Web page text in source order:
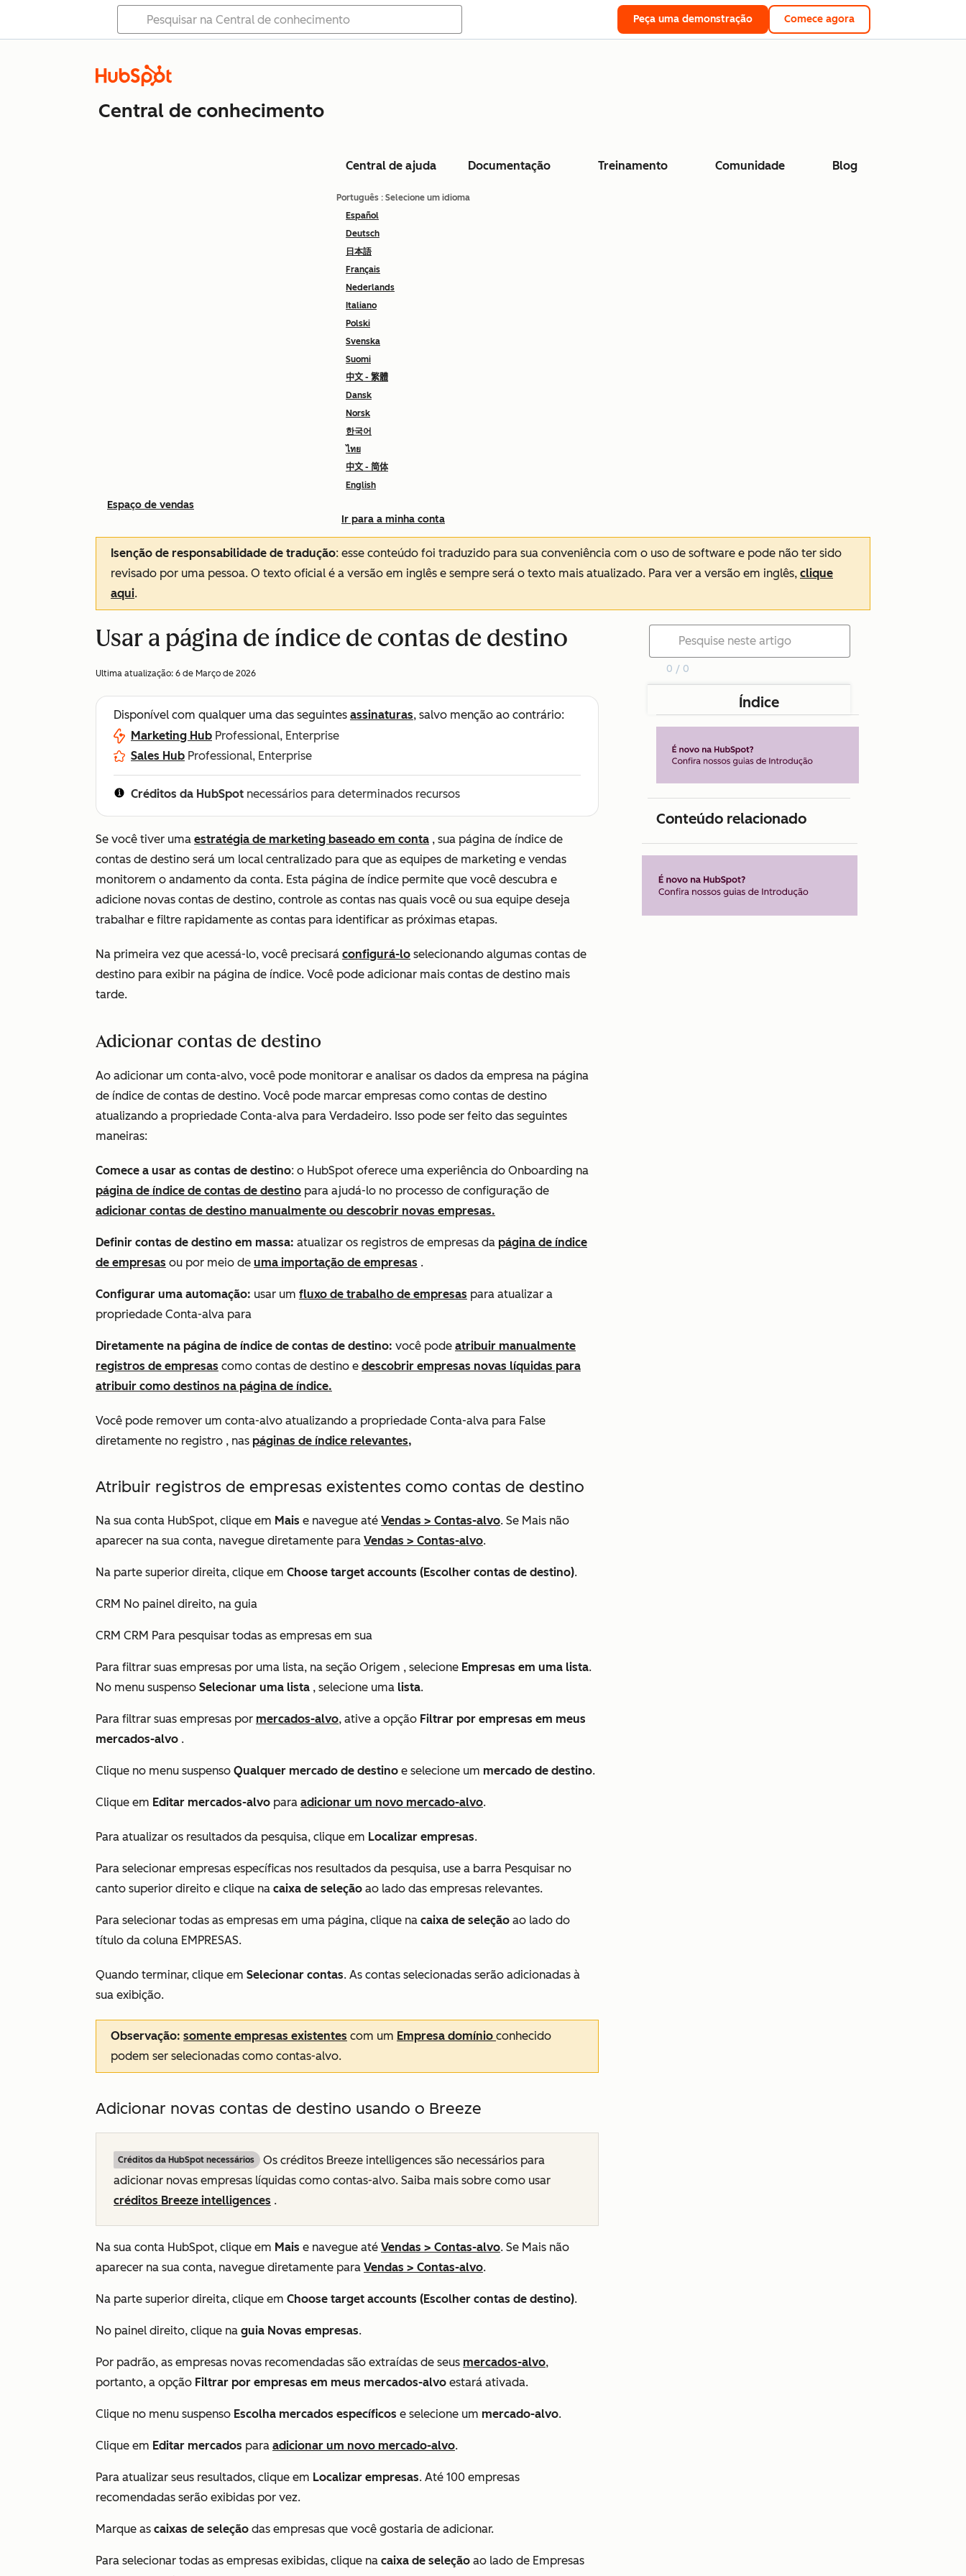
Peça uma demonstração Comece agora
Central de conhecimento
Central de ajuda Documentação Treinamento Comunidade Blog
Português : Selecione um idioma
Español
Deutsch
日本語
Français
Nederlands
Italiano
Polski
Svenska
Suomi
中文 - 繁體
Dansk
Norsk
한국어
ไทย
中文 - 简体
English
Ir para a minha conta
Espaço de vendas
Isenção de responsabilidade de tradução: esse conteúdo foi traduzido para sua conveniência com o uso de software e pode não ter sido
revisado por uma pessoa. O texto oficial é a versão em inglês e sempre será o texto mais atualizado. Para ver a versão em inglês, clique
aqui.
Usar a página de índice de contas de destino
Ultima atualização: 6 de Março de 2026
Disponível com qualquer uma das seguintes assinaturas, salvo menção ao contrário:
Marketing Hub Professional, Enterprise
Sales Hub Professional, Enterprise
Créditos da HubSpot necessários para determinados recursos
Se você tiver uma estratégia de marketing baseado em conta , sua página de índice de
contas de destino será um local centralizado para que as equipes de marketing e vendas
monitorem o andamento da conta. Esta página de índice permite que você descubra e
adicione novas contas de destino, controle as contas nas quais você ou sua equipe deseja
trabalhar e filtre rapidamente as contas para identificar as próximas etapas.
Na primeira vez que acessá-lo, você precisará configurá-lo selecionando algumas contas de
destino para exibir na página de índice. Você pode adicionar mais contas de destino mais
tarde.
Adicionar contas de destino
Ao adicionar um conta-alvo, você pode monitorar e analisar os dados da empresa na página
de índice de contas de destino. Você pode marcar empresas como contas de destino
atualizando a propriedade Conta-alva para Verdadeiro. Isso pode ser feito das seguintes
maneiras:
Comece a usar as contas de destino: o HubSpot oferece uma experiência do Onboarding na
página de índice de contas de destino para ajudá-lo no processo de configuração de
adicionar contas de destino manualmente ou descobrir novas empresas.
Definir contas de destino em massa: atualizar os registros de empresas da página de índice
de empresas ou por meio de uma importação de empresas .
Configurar uma automação: usar um fluxo de trabalho de empresas para atualizar a
propriedade Conta-alva para
Diretamente na página de índice de contas de destino: você pode atribuir manualmente
registros de empresas como contas de destino e descobrir empresas novas líquidas para
atribuir como destinos na página de índice.
Você pode remover um conta-alvo atualizando a propriedade Conta-alva para False
diretamente no registro , nas páginas de índice relevantes,
Atribuir registros de empresas existentes como contas de destino
Na sua conta HubSpot, clique em Mais e navegue até Vendas > Contas-alvo. Se Mais não
aparecer na sua conta, navegue diretamente para Vendas > Contas-alvo.
Na parte superior direita, clique em Choose target accounts (Escolher contas de destino).
CRM No painel direito, na guia
CRM CRM Para pesquisar todas as empresas em sua
Para filtrar suas empresas por uma lista, na seção Origem , selecione Empresas em uma lista.
No menu suspenso Selecionar uma lista , selecione uma lista.
Para filtrar suas empresas por mercados-alvo, ative a opção Filtrar por empresas em meus
mercados-alvo .
Clique no menu suspenso Qualquer mercado de destino e selecione um mercado de destino.
Clique em Editar mercados-alvo para adicionar um novo mercado-alvo.
Para atualizar os resultados da pesquisa, clique em Localizar empresas.
Para selecionar empresas específicas nos resultados da pesquisa, use a barra Pesquisar no
canto superior direito e clique na caixa de seleção ao lado das empresas relevantes.
Para selecionar todas as empresas em uma página, clique na caixa de seleção ao lado do
título da coluna EMPRESAS.
Quando terminar, clique em Selecionar contas. As contas selecionadas serão adicionadas à
sua exibição.
Observação: somente empresas existentes com um Empresa domínio conhecido
podem ser selecionadas como contas-alvo.
Adicionar novas contas de destino usando o Breeze
Créditos da HubSpot necessários
Os créditos Breeze intelligences são necessários para
adicionar novas empresas líquidas como contas-alvo. Saiba mais sobre como usar
créditos Breeze intelligences .
Na sua conta HubSpot, clique em Mais e navegue até Vendas > Contas-alvo. Se Mais não
aparecer na sua conta, navegue diretamente para Vendas > Contas-alvo.
Na parte superior direita, clique em Choose target accounts (Escolher contas de destino).
No painel direito, clique na guia Novas empresas.
Por padrão, as empresas novas recomendadas são extraídas de seus mercados-alvo,
portanto, a opção Filtrar por empresas em meus mercados-alvo estará ativada.
Clique no menu suspenso Escolha mercados específicos e selecione um mercado-alvo.
Clique em Editar mercados para adicionar um novo mercado-alvo.
Para atualizar seus resultados, clique em Localizar empresas. Até 100 empresas
recomendadas serão exibidas por vez.
Marque as caixas de seleção das empresas que você gostaria de adicionar.
Para selecionar todas as empresas exibidas, clique na caixa de seleção ao lado de Empresas
0 / 0
Índice
Conteúdo relacionado